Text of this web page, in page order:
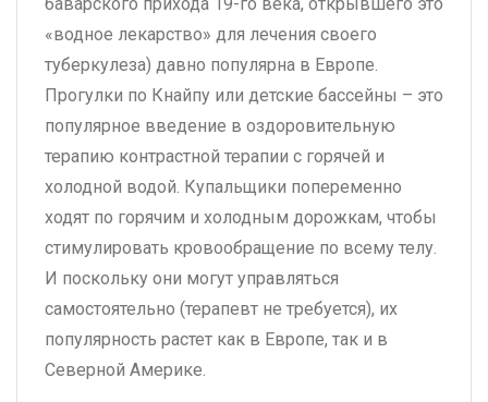
«водное лекарство» для лечения своего
туберкулеза) давно популярна в Европе.
Прогулки по Кнайпу или детские бассейны – это
популярное введение в оздоровительную
терапию контрастной терапии с горячей и
холодной водой. Купальщики попеременно
ходят по горячим и холодным дорожкам, чтобы
стимулировать кровообращение по всему телу.
И поскольку они могут управляться
самостоятельно (терапевт не требуется), их
популярность растет как в Европе, так и в
Северной Америке.